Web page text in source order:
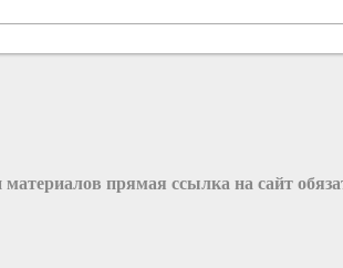
прямая ссылка на сайт